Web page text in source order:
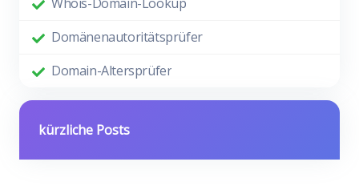
Domänenautoritätsprüfer
Domain-Altersprüfer
kürzliche Posts